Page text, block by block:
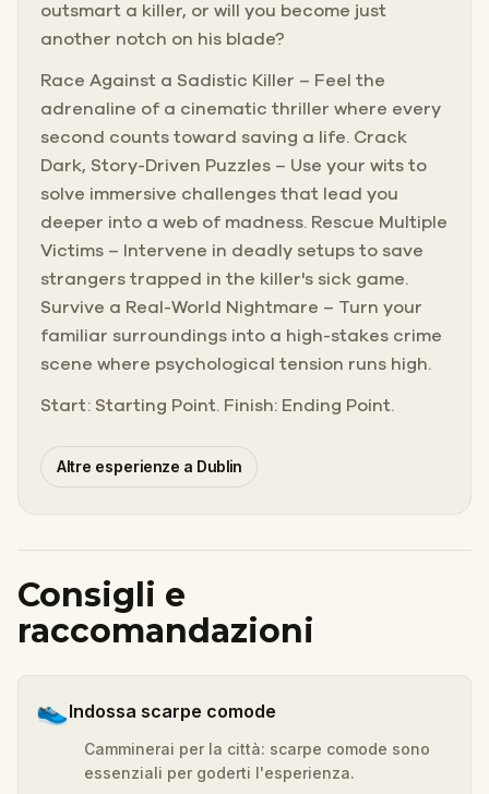
outsmart a killer, or will you become just
another notch on his blade?
Race Against a Sadistic Killer – Feel the
adrenaline of a cinematic thriller where every
second counts toward saving a life. Crack
Dark, Story-Driven Puzzles – Use your wits to
solve immersive challenges that lead you
deeper into a web of madness. Rescue Multiple
Victims – Intervene in deadly setups to save
strangers trapped in the killer's sick game.
Survive a Real-World Nightmare – Turn your
familiar surroundings into a high-stakes crime
scene where psychological tension runs high.
Start: Starting Point. Finish: Ending Point.
Altre esperienze a Dublin
Consigli e
raccomandazioni
👟Indossa scarpe comode
Camminerai per la città: scarpe comode sono
essenziali per goderti l'esperienza.